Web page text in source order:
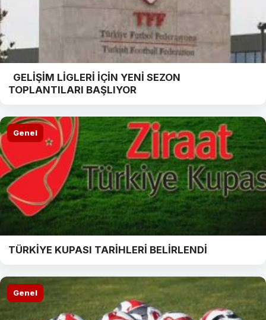
GELİŞİM LİGLERİ İÇİN YENİ SEZON
TOPLANTILARI BAŞLIYOR
Genel
TÜRKİYE KUPASI TARİHLERİ BELİRLENDİ
Genel